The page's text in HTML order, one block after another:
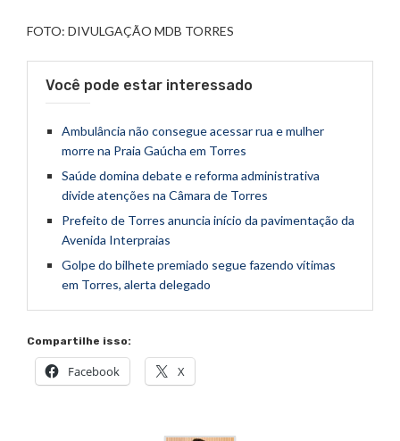
FOTO: DIVULGAÇÃO MDB TORRES
Você pode estar interessado
Ambulância não consegue acessar rua e mulher
morre na Praia Gaúcha em Torres
Saúde domina debate e reforma administrativa
divide atenções na Câmara de Torres
Prefeito de Torres anuncia início da pavimentação da
Avenida Interpraias
Golpe do bilhete premiado segue fazendo vítimas
em Torres, alerta delegado
Compartilhe isso:
Facebook X